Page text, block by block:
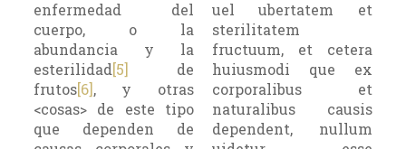
enfermedad del
cuerpo, o la
abundancia y la
esterilidad[5]
de
frutos[6], y otras
<cosas> de este tipo
que dependen de
uel ubertatem et
sterilitatem
fructuum, et cetera
huiusmodi que ex
corporalibus et
naturalibus causis
dependent, nullum